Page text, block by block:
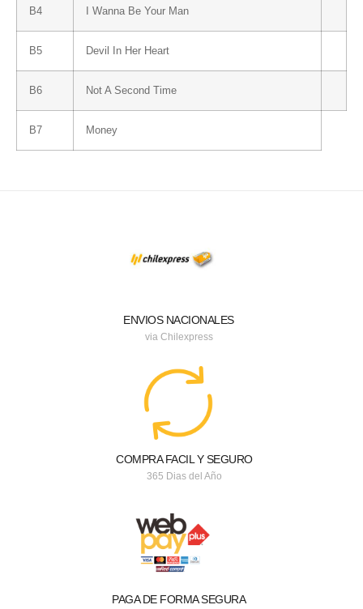
B4 I Wanna Be Your Man
B5 Devil In Her Heart
B6 Not A Second Time
B7 Money
ENVIOS NACIONALES
via Chilexpress
COMPRA FACIL Y SEGURO
365 Dias del Año
PAGA DE FORMA SEGURA